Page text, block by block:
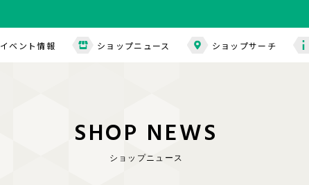
イベント情報 ショップニュース ショップサーチ
SHOP NEWS
ショップニュース